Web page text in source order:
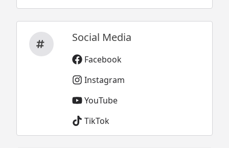
Social Media
Facebook
Instagram
YouTube
TikTok